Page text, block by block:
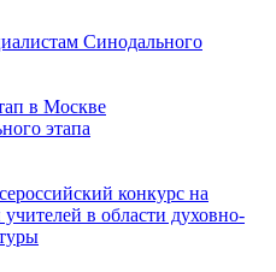
Синодального
в Москве
этапа
конкурс на
в области духовно-